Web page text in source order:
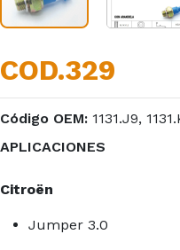
COD.329
Código OEM: 1131.J9,
APLICACIONES
Citroën
Jumper 3.0